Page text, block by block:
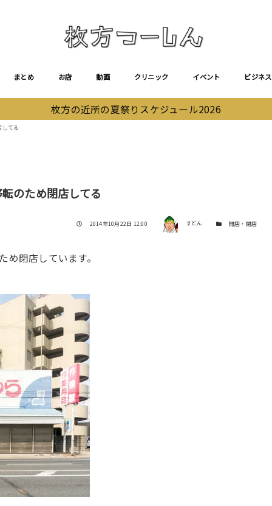
まとめ お店 動画 クリニック イベント ビジネス
枚方の近所の夏祭りスケジュール2026
てる
のため閉店してる
投稿日
2014年10月22日 12:00 著者 すどん カテゴリー開店・閉店
閉店しています。